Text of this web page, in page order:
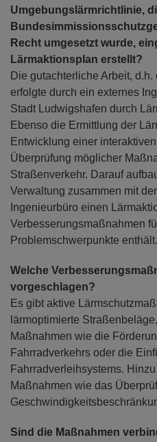
Umgebungslärmrichtlinie,
Recht umgesetzt wurde,
Lärmaktionsplan erstellt?
Die gutachterliche Arbeit,
erfolgte durch ein externes
Stadt Ludwigshafen durch
Ebenso die Ermittlung der
Entwicklung einer
Überprüfung möglicher
Straßenverkehr. Darauf
Verwaltung zusammen mit
Ingenieurbüro einen
Verbesserungsmaßnahmen
Problemschwerpunkte enthält.
Welche
vorgeschlagen?
Es gibt aktive
lärmoptimierte
Maßnahmen wie die
Fahrradverkehrs oder die
Fahrradverleihsystems.
Maßnahmen wie das
Sind die Maßnahmen